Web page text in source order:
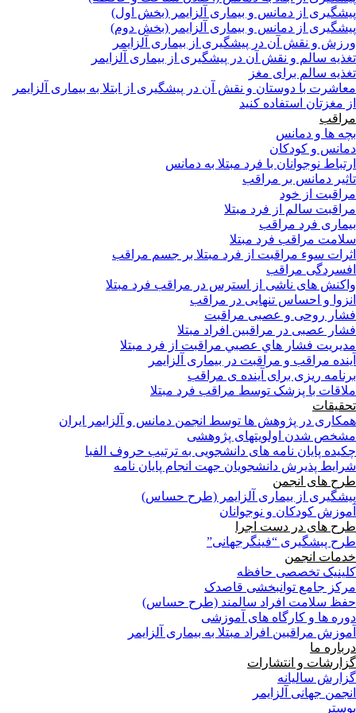
پیشگیری از دمانس و بیماری آلزایمر (بخش اول)
پیشگیری از دمانس و بیماری آلزایمر (بخش دوم)
ورزش و نقش آن در پیشگیری از بیماری آلزایمر
تغذیه سالم و نقش آن در پیشگیری از بیماری آلزایمر
تغذیه سالم برای مغز
معاشرت با دوستان و نقش آن در پیشگیری از ابتلا به بیماری آلزایمر
از مغزتان استفاده کنید
مراقب
بچه ها و دمانس
دمانس و کودکان
ارتباط نوجوانان با فرد مبتلا به دمانس
تاثیر دمانس بر مراقب
مراقبت از خود
مراقبت سالم از فرد مبتلا
بیماری فرد مراقب
سلامت مراقب فرد مبتلا
اثرات سوء مراقبت از فرد مبتلا بر جسم مراقب
افسردگی مراقب
واکنش های ناشی از استرس در مراقب فرد مبتلا
انزوا و احساس تنهایی در مراقب
فشار روحی و عصبی مراقبت
فشار عصبی در مراقبین افراد مبتلا
مدیریت فشار هاي عصبي مراقبت از فرد مبتلا
آینده مراقب و مراقبت در بیماری آلزایمر
برنامه ریزی برای آینده ی مراقب
ملاقات با پزشک توسط مراقب فرد مبتلا
تحقیقات
همکاری در پژوهش ها توسط انجمن دمانس و آلزایمر ایران
مشخص شدن اولویتهای پژوهشی
چکیده پایان نامه های دانشجویی به ترتیب حروف الفبا
شرایط پذیرش دانشجویان جهت انجام پایان نامه
طرح های انجمن
پیشگیری از بیماری آلزایمر (طرح حساس)
آموزش کودکان و نوجوانان
طرح های در دست اجرا
طرح پبشگیری “فینگرجهانی”
خدمات انجمن
کلینیک تخصصی حافظه
مرکز جامع توانبخشی قاصدک
حفظ سلامت افراد سالمند (طرح حساس)
دوره ها و کارگاه های آموزشی
آموزش مراقبین افراد مبتلا به بیماری آلزایمر
درباره ما
گزارشات و انتشارات
گزارش سالیانه
انجمن جهانی آلزایمر
پوستر